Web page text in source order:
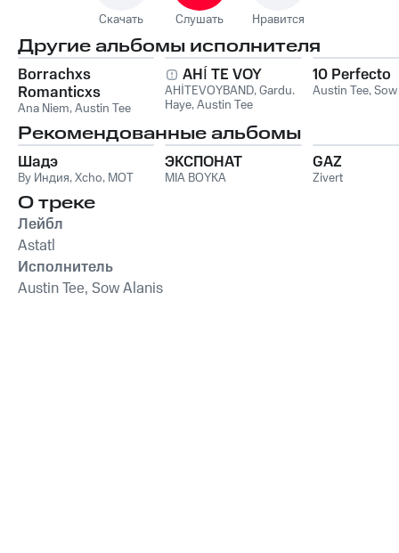
Скачать Слушать Нравится
Другие альбомы исполнителя
Borrachxs
Romanticxs
Ana Niem,Austin Tee
AHÍ TE VOY
AHÍTEVOYBAND,Gardu,
Haye,Austin Tee
10 Perfecto
Austin Tee,
Рекомендованные альбомы
Шадэ
By Индия,Xcho, MOT
ЭКСПОНАТ
MIA BOYKA
GAZ
Zivert
О треке
Лейбл
Astatl
Исполнитель
Austin Tee, Sow Alanis